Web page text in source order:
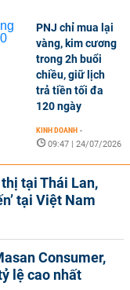
PNJ chỉ mua lại
vàng, kim cương
trong 2h buổi
chiều, giữ lịch
trả tiền tối đa
120 ngày
KINH DOANH -
09:47 | 24/07/2026
tại Thái Lan,
tại Việt Nam
Consumer,
lệ cao nhất